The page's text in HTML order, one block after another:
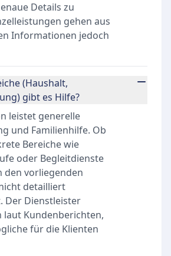
Details zu
gehen aus
Informationen jedoch
(Haushalt,
gibt es Hilfe?
leistet generelle
und Familienhilfe. Ob
Bereiche wie
oder Begleitdienste
den vorliegenden
detailliert
Der Dienstleister
laut Kundenberichten,
für die Klienten